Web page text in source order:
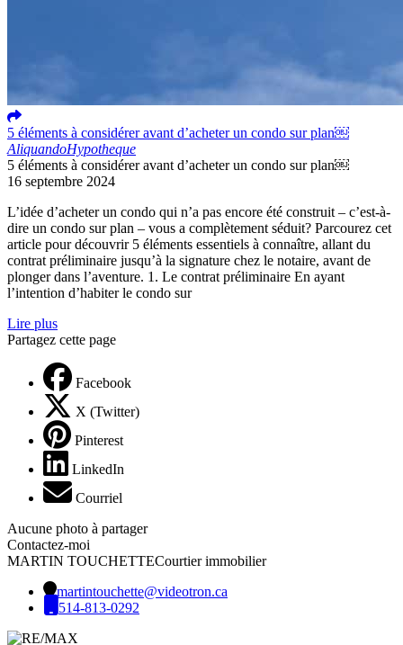
5 éléments à considérer avant d’acheter un condo sur plan￼
AliquandoHypotheque
5 éléments à considérer avant d’acheter un condo sur plan￼
16 septembre 2024
L’idée d’acheter un condo qui n’a pas encore été construit – c’est-à-
dire un condo sur plan – vous a complètement séduit? Parcourez cet
article pour découvrir 5 éléments essentiels à connaître, allant du
contrat préliminaire jusqu’à la signature chez le notaire, avant de
plonger dans l’aventure. 1. Le contrat préliminaire En ayant
l’intention d’habiter le condo sur
Lire plus
Partagez cette page
Facebook
X (Twitter)
Pinterest
LinkedIn
Courriel
Aucune photo à partager
Contactez-moi
MARTIN TOUCHETTECourtier immobilier
martintouchette@videotron.ca
514-813-0292